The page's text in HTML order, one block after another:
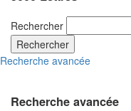
Rechercher
Rechercher
Recherche avancée
Recherche avancée